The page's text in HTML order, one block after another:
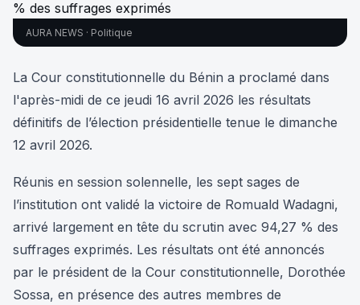
AURA NEWS · Politique
La Cour constitutionnelle du Bénin a proclamé dans
l'après-midi de ce jeudi 16 avril 2026 les résultats
définitifs de l’élection présidentielle tenue le dimanche
12 avril 2026.
Réunis en session solennelle, les sept sages de
l’institution ont validé la victoire de Romuald Wadagni,
arrivé largement en tête du scrutin avec 94,27 % des
suffrages exprimés. Les résultats ont été annoncés
par le président de la Cour constitutionnelle, Dorothée
Sossa, en présence des autres membres de